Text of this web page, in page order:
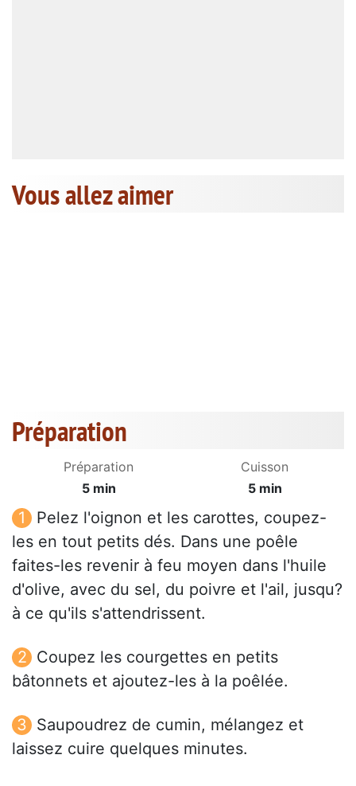
Vous allez aimer
Préparation
Préparation
5 min
Cuisson
5 min
Pelez l'oignon et les carottes, coupez-
les en tout petits dés. Dans une poêle
faites-les revenir à feu moyen dans l'huile
d'olive, avec du sel, du poivre et l'ail, jusqu?
à ce qu'ils s'attendrissent.
Coupez les courgettes en petits
bâtonnets et ajoutez-les à la poêlée.
Saupoudrez de cumin, mélangez et
laissez cuire quelques minutes.